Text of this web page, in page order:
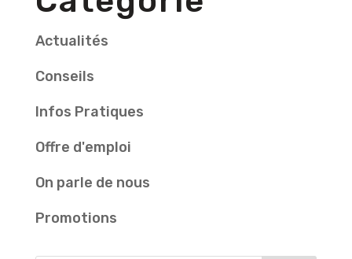
Actualités
Conseils
Infos Pratiques
Offre d'emploi
On parle de nous
Promotions